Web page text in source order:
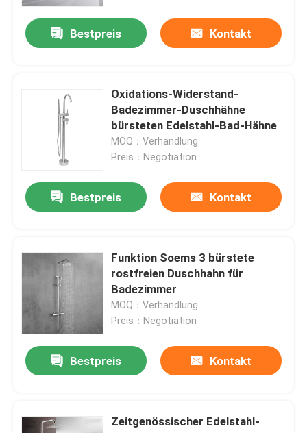
Edelstahl-Küchen-Hahn
Heißer und kalter Becken-Mischer
Einzelner kalter Becken-Hahn
Teller-Reinigungs-Hahn
Badezimmer-Duschhähne
Edelstahl-Badezimmer-Zusätze
Badezimmer-Eckventil
Waschmaschinen-Hahn
Bestpreis Kontakt
Oxidations-Widerstand-
Badezimmer-Duschhähne
bürsteten Edelstahl-Bad-Hähne
MOQ：Verhandlung
Preis：Negotiation
Bestpreis Kontakt
Funktion Soems 3 bürstete
rostfreien Duschhahn für
Badezimmer
MOQ：Verhandlung
Preis：Negotiation
Bestpreis Kontakt
Zeitgenössischer Edelstahl-